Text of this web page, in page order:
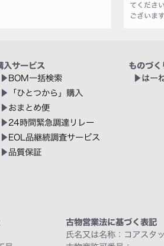
てくださ
ございま
入サービス
BOM一括検索
「ひとつから」購入
おまとめ便
24時間緊急調達リレー
EOL品継続調査サービス
品質保証
ものづく
はー
古物営業法に基づく表記
氏名又は名称：コアスタ